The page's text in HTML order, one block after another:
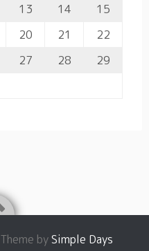
13 14
15
20 21
22
27 28
29
Theme bySimple Days